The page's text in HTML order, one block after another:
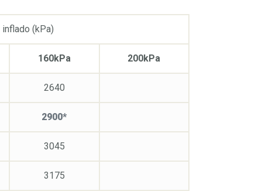
(kPa)
160kPa
2640
2900*
3045
3175
200kPa